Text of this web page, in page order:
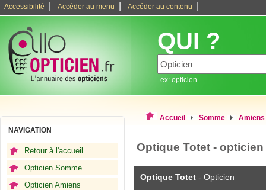
Accessibilité Accéder au menu Accéder au contenu
QUI ?
ex: opticien
NAVIGATION
Retour à l'accueil
Opticien Somme
Opticien Amiens
Accueil Somme Amiens
Optique Totet -
Optique Totet - Opticien